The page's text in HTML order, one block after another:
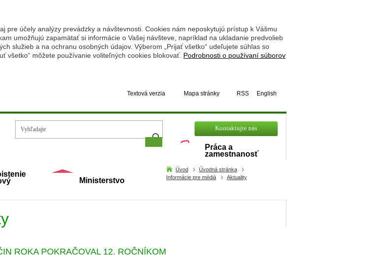
pre účely analýzy prevádzky a návštevnosti. Cookies nám neposkytujú prístup k Vášmu
umožňujú zapamätať si informácie o Vašej návšteve, napríklad na ukladanie predvolieb
služieb a na ochranu osobných údajov. Výberom „Prijať všetko“ udeľujete súhlas so
všetko“ môžete používanie voliteľných cookies blokovať. Podrobnosti o používaní súborov
Textová verzia Mapa stránky RSS English
Kontaktujte nás
Práca a
zamestnanosť
Ministerstvo
Úvod
Úvodná stránka
Informácie pre médiá
Aktuality
ROKA POKRAČOVAL 12. ROČNÍKOM